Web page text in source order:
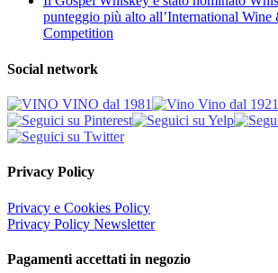
punteggio più alto all’International Wine
Competition
Social network
Privacy Policy
Privacy e Cookies Policy
Privacy Policy Newsletter
Pagamenti accettati in negozio